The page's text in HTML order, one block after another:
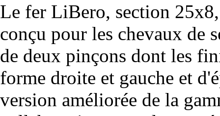
Le fer LiBero, section
conçu pour les chevaux de
de deux pinçons dont les
forme droite et gauche et
version améliorée de la